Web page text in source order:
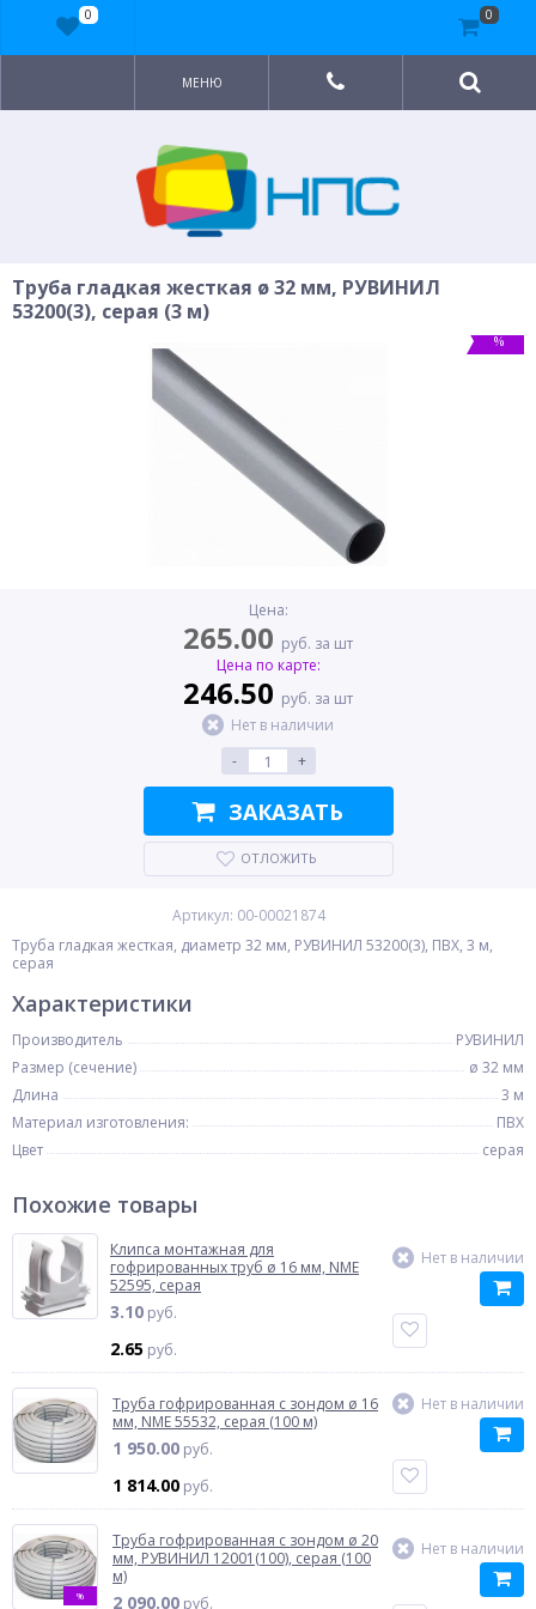
МЕНЮ
Труба гладкая жесткая ø 32 мм, РУВИНИЛ
53200(3), серая (3 м)
%
Цена:
265.00 руб. за шт
Цена по карте:
246.50 руб. за шт
Нет в наличии
-
+
ЗАКАЗАТЬ
ОТЛОЖИТЬ
Артикул: 00-00021874
Труба гладкая жесткая, диаметр 32 мм, РУВИНИЛ 53200(3), ПВХ, 3 м,
серая
Характеристики
Производитель
РУВИНИЛ
Размер (сечение)
ø 32 мм
Длина
3 м
Материал изготовления:
ПВХ
Цвет
серая
Похожие товары
Клипса монтажная для
гофрированных труб ø 16 мм, NME
52595, серая
3.10 руб.
2.65 руб.
Нет в наличии
Труба гофрированная с зондом ø 16
мм, NME 55532, серая (100 м)
1 950.00 руб.
1 814.00 руб.
Нет в наличии
%
Труба гофрированная с зондом ø 20
мм, РУВИНИЛ 12001(100), серая (100
м)
2 090.00 руб.
Нет в наличии
0 0